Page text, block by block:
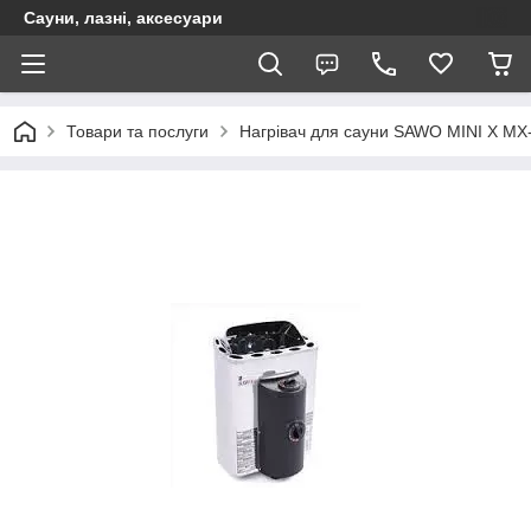
Сауни, лазні, аксесуари
Товари та послуги Нагрівач для сауни SAWO MINI X